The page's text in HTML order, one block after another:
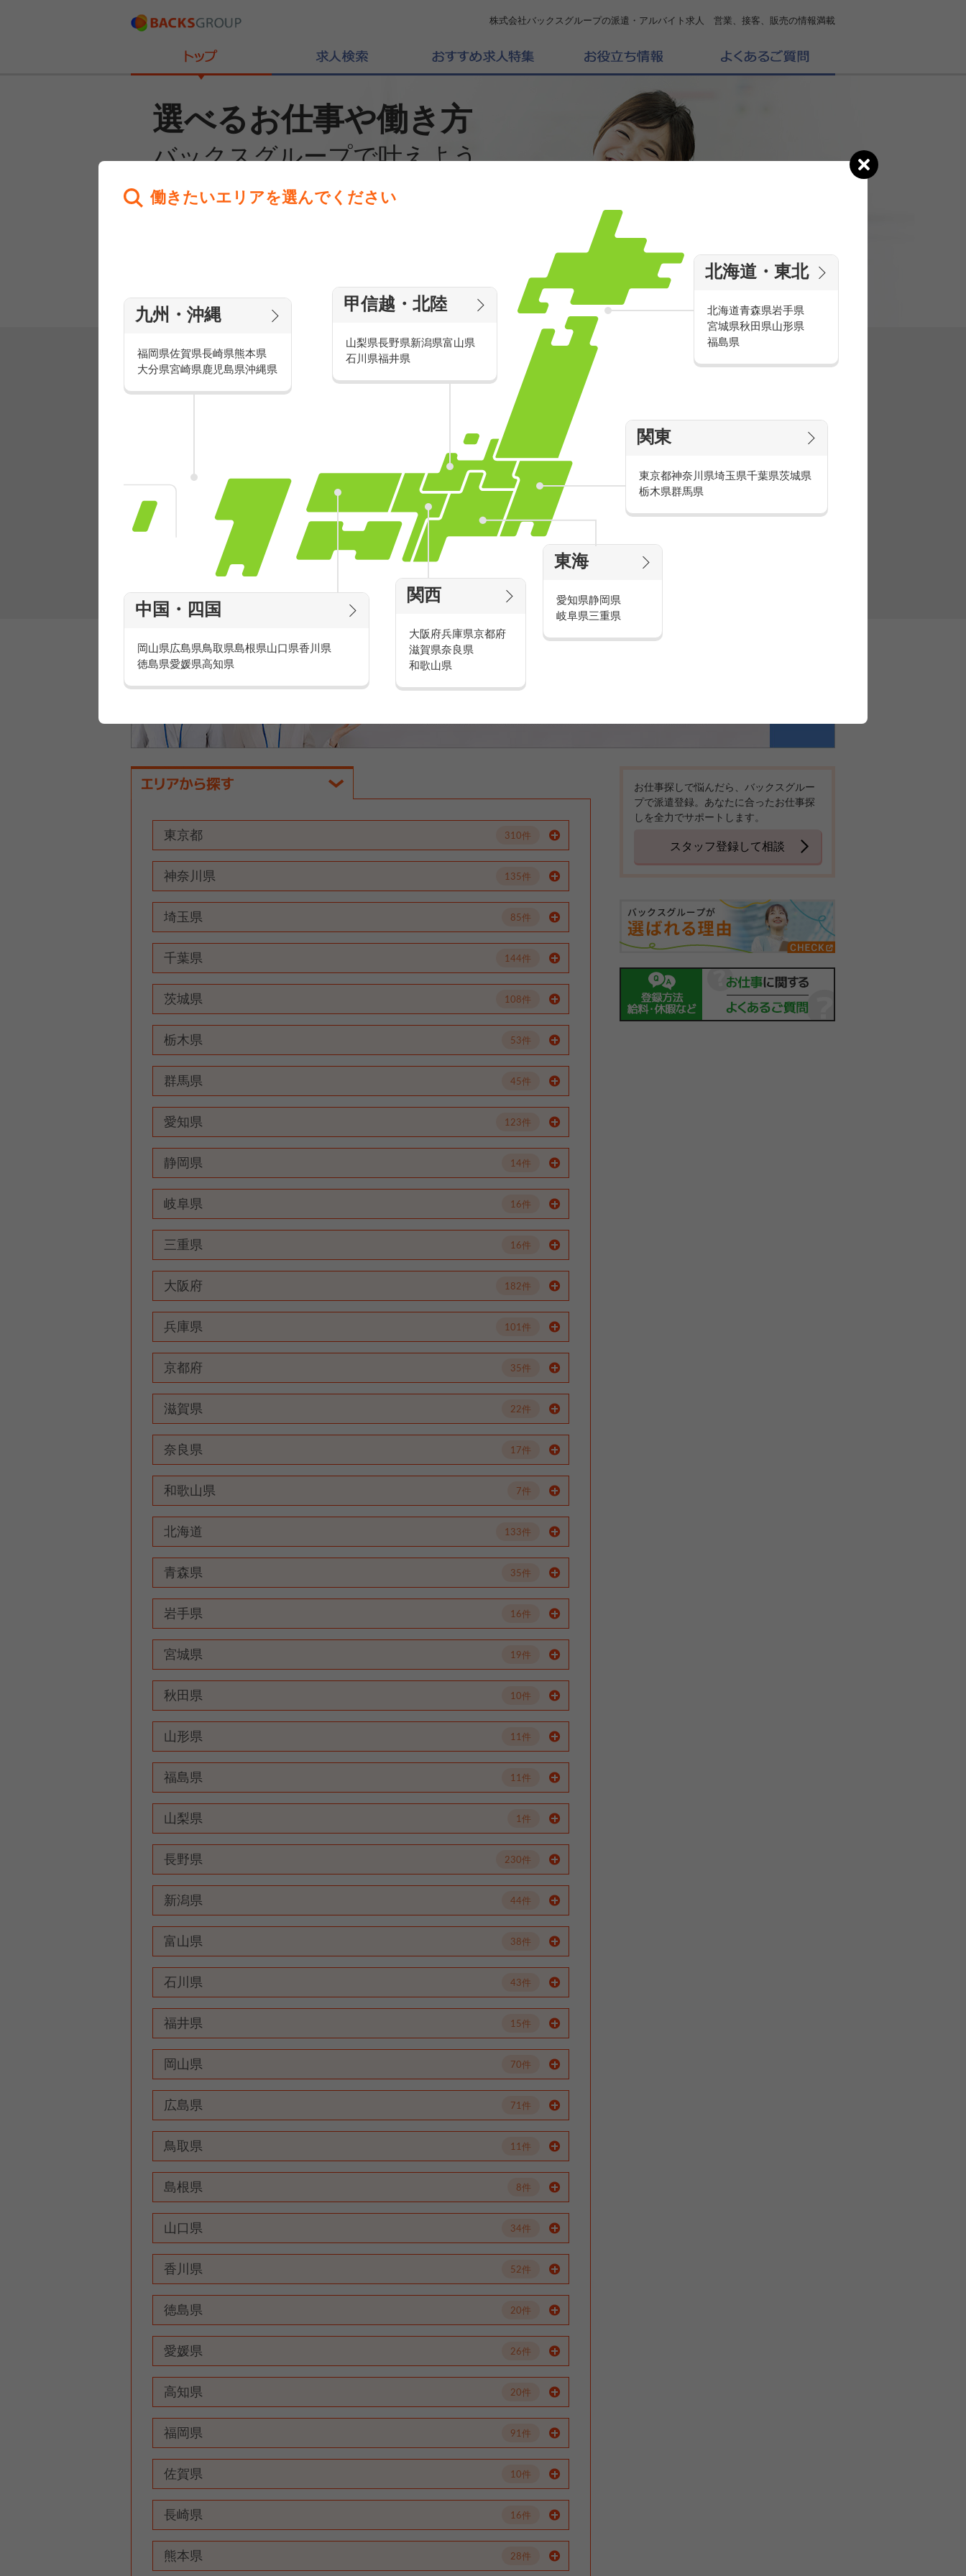
株式会社バックスグループの派遣・アルバイト求人 営業、接客、販売の情報満載
選べるお仕事や働き方
バックスグループで叶えよう
働きたいエリアを選んでください
エリアの
働きたいエリアを選んでください
北海道・東北
北海道青森県岩手県
宮城県秋田県山形県
福島県
関東
東京都神奈川県埼玉県千葉県茨城県
栃木県群馬県
東海
愛知県静岡県
岐阜県三重県
関西
大阪府兵庫県京都府
滋賀県奈良県
和歌山県
中国・四国
岡山県広島県鳥取県島根県山口県香川県
徳島県愛媛県高知県
九州・沖縄
福岡県佐賀県長崎県熊本県
大分県宮崎県鹿児島県沖縄県
甲信越・北陸
山梨県長野県新潟県富山県
石川県福井県
派遣・アルバイトのおすすめ求人特集
有名ブランドで楽しく働こう
人気を誇るブランドで 販売&店舗運営スタッ
フ積極採用中！
家電量販店の派遣・バイト求人
家電量販店で働くメリットをご紹介！
官庁・官公庁のお仕事とは
東京都 310件
神奈川県 135件
埼玉県 85件
千葉県 144件
茨城県 108件
栃木県 53件
群馬県 45件
愛知県 123件
静岡県 14件
岐阜県 16件
三重県 16件
大阪府 182件
兵庫県 101件
京都府 35件
滋賀県 22件
奈良県 17件
和歌山県 7件
北海道 133件
青森県 35件
岩手県 16件
宮城県 19件
秋田県 10件
山形県 11件
福島県 11件
山梨県 1件
長野県 230件
新潟県 44件
富山県 38件
石川県 43件
福井県 15件
岡山県 70件
広島県 71件
鳥取県 11件
島根県 8件
山口県 34件
香川県 52件
徳島県 20件
愛媛県 26件
高知県 20件
福岡県 91件
佐賀県 10件
長崎県 16件
熊本県 28件
お仕事探しで悩んだら、バックスグルー
プで派遣登録。あなたに合ったお仕事探
しを全力でサポートします。
スタッフ登録して相談